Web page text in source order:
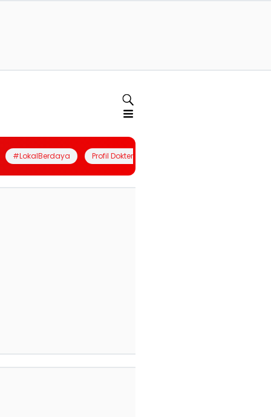
#LokalBerdaya Profil Dokter